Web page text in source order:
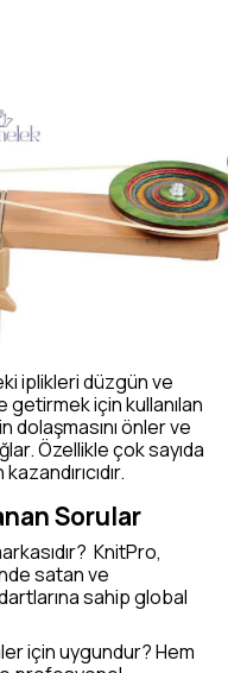
iplikleri düzgün ve
için kullanılan
dolaşmasını önler ve
Özellikle çok sayıda
Sorular
KnitPro,
satan ve
sahip global
için uygundur? Hem